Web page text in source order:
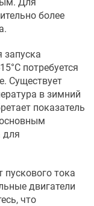
более
запуска
потребуется
Существует
в зимний
показатель
для
тока
двигатели
что